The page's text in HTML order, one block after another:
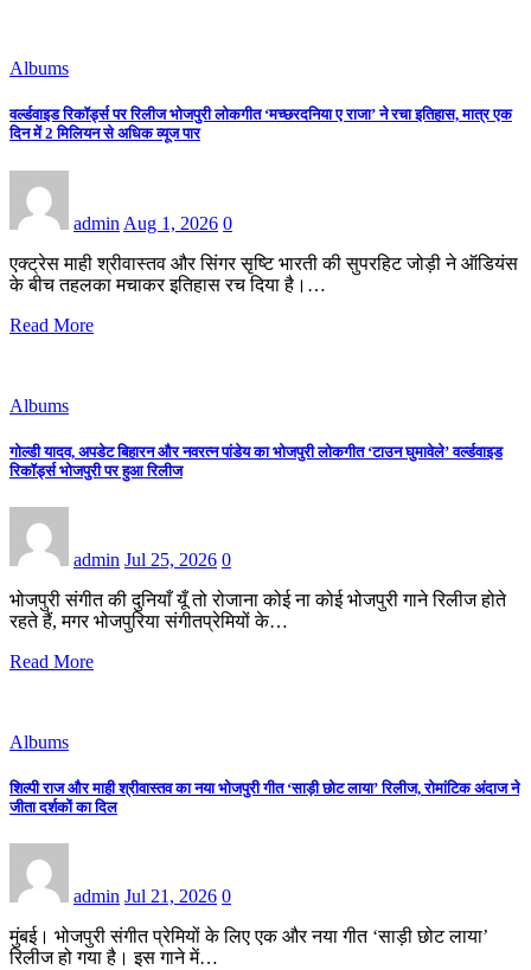
Albums
वर्ल्डवाइड रिकॉर्ड्स पर रिलीज भोजपुरी लोकगीत ‘मच्छरदनिया ए राजा’ ने रचा इतिहास, मात्र एक
दिन में 2 मिलियन से अधिक व्यूज पार
admin Aug 1, 2026 0
एक्ट्रेस माही श्रीवास्तव और सिंगर सृष्टि भारती की सुपरहिट जोड़ी ने ऑडियंस
के बीच तहलका मचाकर इतिहास रच दिया है।…
Read More
Albums
गोल्डी यादव, अपडेट बिहारन और नवरत्न पांडेय का भोजपुरी लोकगीत ‘टाउन घुमावेले’ वर्ल्डवाइड
रिकॉर्ड्स भोजपुरी पर हुआ रिलीज
admin Jul 25, 2026 0
भोजपुरी संगीत की दुनियाँ यूँ तो रोजाना कोई ना कोई भोजपुरी गाने रिलीज होते
रहते हैं, मगर भोजपुरिया संगीतप्रेमियों के…
Read More
Albums
शिल्पी राज और माही श्रीवास्तव का नया भोजपुरी गीत ‘साड़ी छोट लाया’ रिलीज, रोमांटिक अंदाज ने
जीता दर्शकों का दिल
admin Jul 21, 2026 0
मुंबई। भोजपुरी संगीत प्रेमियों के लिए एक और नया गीत ‘साड़ी छोट लाया’
रिलीज हो गया है। इस गाने में…